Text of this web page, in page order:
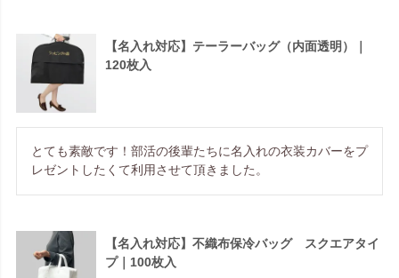
【名入れ対応】テーラーバッグ（内面透明）｜
120枚入
とても素敵です！部活の後輩たちに名入れの衣装カバーをプ
レゼントしたくて利用させて頂きました。
【名入れ対応】不織布保冷バッグ スクエアタイ
プ｜100枚入